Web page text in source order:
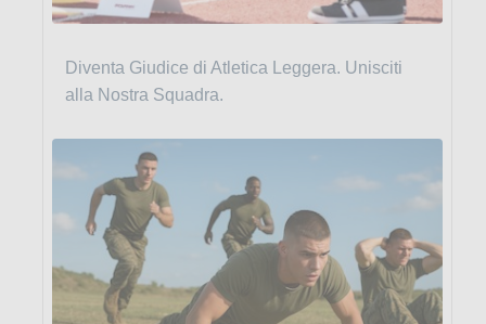
Diventa Giudice di Atletica Leggera. Unisciti
alla Nostra Squadra.